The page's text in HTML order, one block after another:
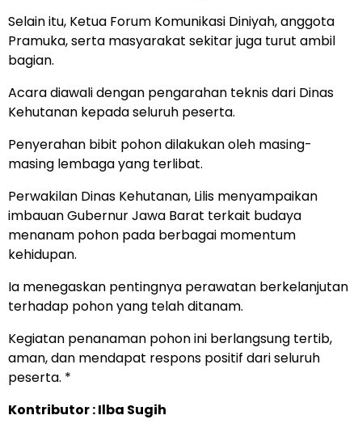
Selain itu, Ketua Forum Komunikasi Diniyah, anggota
Pramuka, serta masyarakat sekitar juga turut ambil
bagian.
Acara diawali dengan pengarahan teknis dari Dinas
Kehutanan kepada seluruh peserta.
Penyerahan bibit pohon dilakukan oleh masing-
masing lembaga yang terlibat.
Perwakilan Dinas Kehutanan, Lilis menyampaikan
imbauan Gubernur Jawa Barat terkait budaya
menanam pohon pada berbagai momentum
kehidupan.
Ia menegaskan pentingnya perawatan berkelanjutan
terhadap pohon yang telah ditanam.
Kegiatan penanaman pohon ini berlangsung tertib,
aman, dan mendapat respons positif dari seluruh
peserta. *
Kontributor : Ilba Sugih